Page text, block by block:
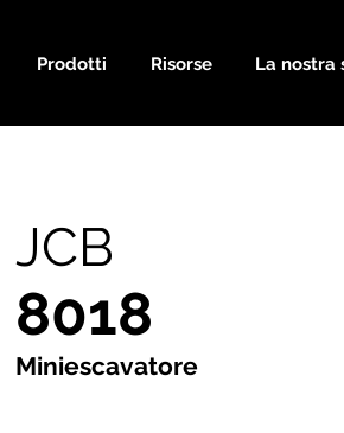
Prodotti Risorse La nostra
JCB
8018
Miniescavatore